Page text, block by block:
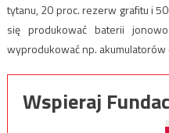
tytanu, 20 proc. rezerw grafitu i
się produkować baterii
wyprodukować np.
Wspieraj